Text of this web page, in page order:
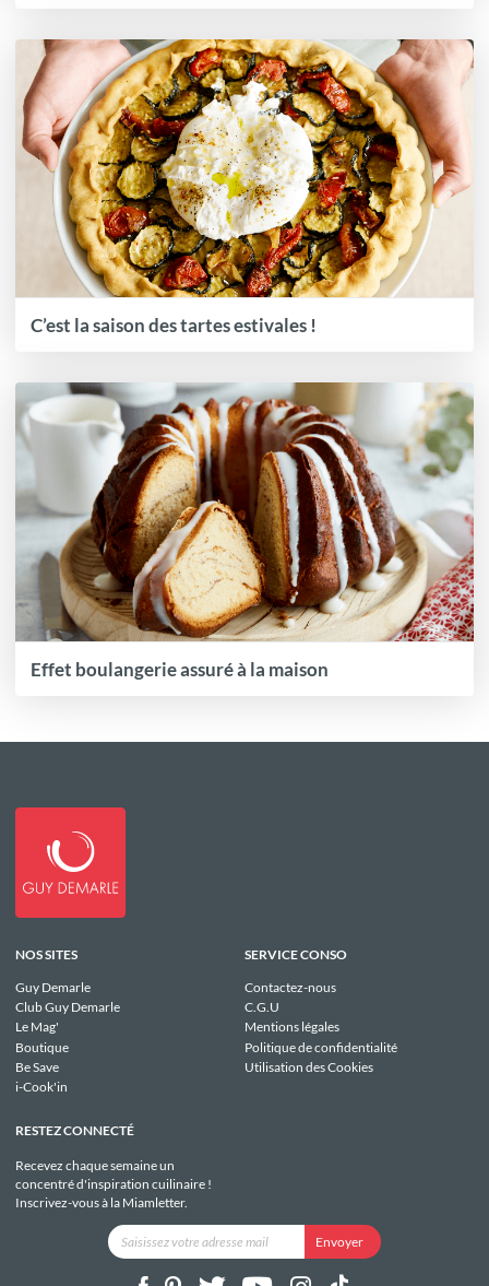
C’est la saison des tartes estivales !
Effet boulangerie assuré à la maison
NOS SITES
Guy Demarle
Club Guy Demarle
Le Mag'
Boutique
Be Save
i-Cook'in
SERVICE CONSO
Contactez-nous
C.G.U
Mentions légales
Politique de confidentialité
Utilisation des Cookies
RESTEZ CONNECTÉ
Recevez chaque semaine un
concentré d'inspiration cuilinaire !
Inscrivez-vous à la Miamletter.